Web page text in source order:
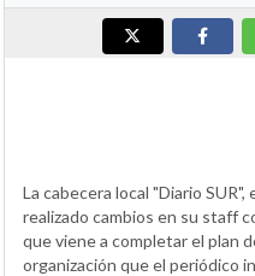
La cabecera local "Diario
realizado cambios en su staff
que viene a completar el plan
organización que el periódico